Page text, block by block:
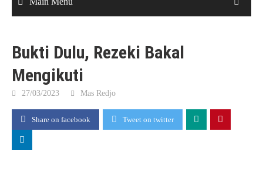
Bukti Dulu, Rezeki Bakal
Mengikuti
27/03/2023 Mas Redjo
Share on facebook Tweet on twitter